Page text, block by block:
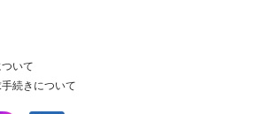
いて
続きについて